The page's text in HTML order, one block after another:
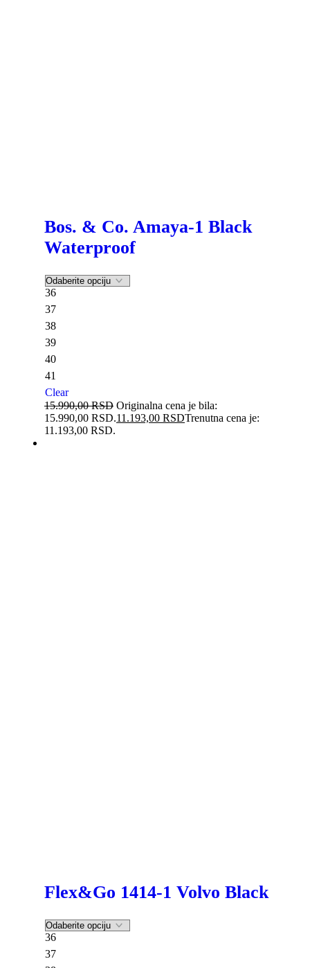
Bos. & Co. Amaya-1 Black
Waterproof
36
37
38
39
40
41
Clear
15.990,00RSD Originalna cena je bila:
15.990,00 RSD.11.193,00 RSDTrenutna cena je:
11.193,00 RSD.
Flex&Go 1414-1 Volvo Black
36
37